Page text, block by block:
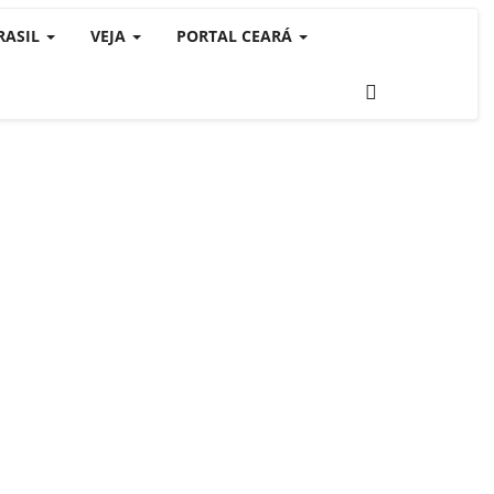
VEJA PORTAL CEARÁ